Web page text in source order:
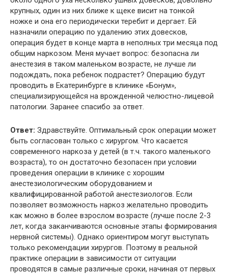
крупных, один из них ближе к щеке висит на тонкой
ножке и она его периодически теребит и дергает. Ей
назначили операцию по удалению этих довесков,
операция будет в конце марта в неполных три месяца под
общим наркозом. Меня мучает вопрос: безопасна ли
анестезия в таком маленьком возрасте, не лучше ли
подождать, пока ребенок подрастет? Операцию будут
проводить в Екатеринбурге в клинике «Бонум»,
специализирующейся на врожденной челюстно-лицевой
патологии. Заранее спасибо за ответ.
Ответ: Здравствуйте. Оптимальный срок операции может
быть согласован только с хирургом. Что касается
современного наркоза у детей (в т.ч. такого маленького
возраста), то он достаточно безопасен при условии
проведения операции в клинике с хорошим
анестезиологическим оборудованием и
квалифицированной работой анестезиологов. Если
позволяет возможность наркоз желательно проводить
как можно в более взрослом возрасте (лучше после 2-3
лет, когда заканчиваются основные этапы формирования
нервной системы). Однако ориентиром могут выступать
только рекомендации хирургов. Поэтому в реальной
практике операции в зависимости от ситуации
проводятся в самые различные сроки, начиная от первых